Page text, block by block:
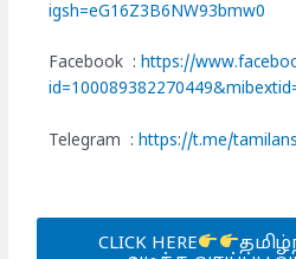
igsh=eG16Z3B6NW93bmw0
Facebook :https://
Telegram :https://t.me/
CLICK HERE